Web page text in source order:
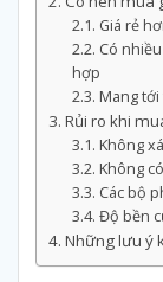
Giá rẻ
Có
hợp
Mang tới
Rủi ro khi
Không
Không
Các bộ
Độ bền
Những lưu ý